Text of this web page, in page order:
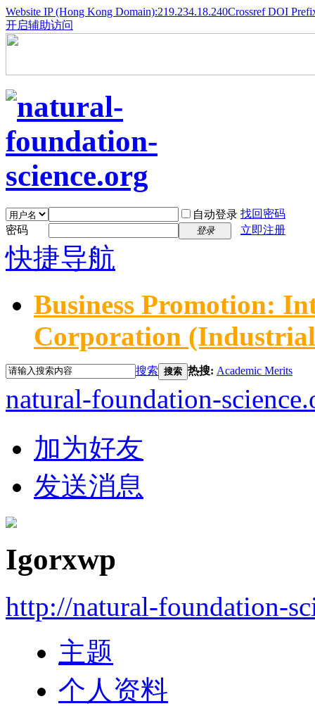
Website IP (Hong Kong Domain):219.234.18.240Crossref DOI
开启辅助访问
自动登录 找回密码
密码
登录 立即注册
快捷导航
Business Promotion:
Corporation
搜索 搜索 热搜: Academic Merits
natural-foundation-
加为好友
发送消息
Igorxwp
http://natural-foundation-
主题
个人资料